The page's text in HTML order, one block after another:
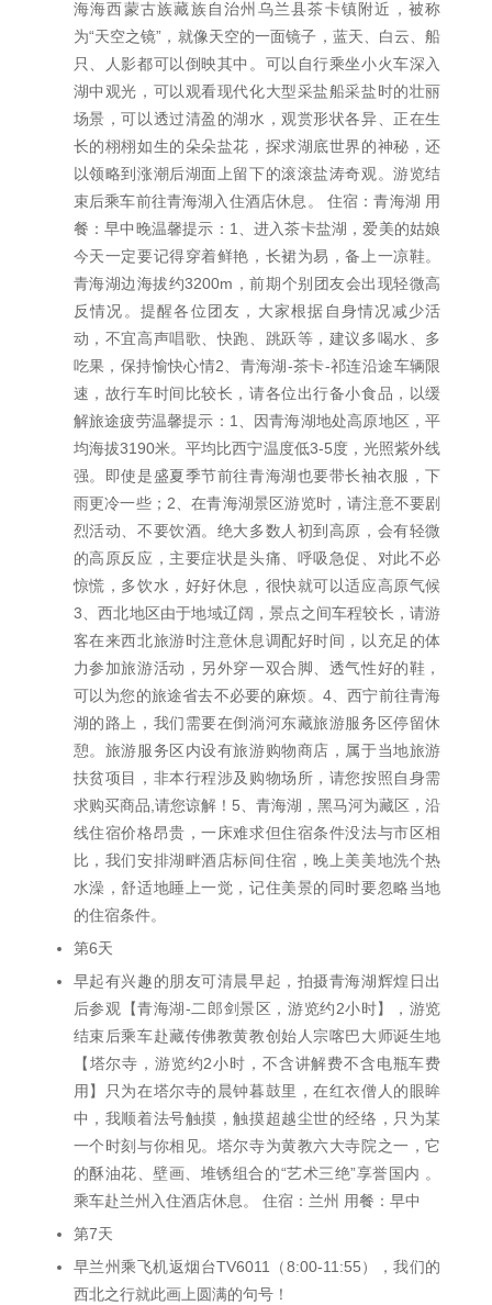
海海西蒙古族藏族自治州乌兰县茶卡镇附近，被称
为“天空之镜”，就像天空的一面镜子，蓝天、白云、船
只、人影都可以倒映其中。可以自行乘坐小火车深入
湖中观光，可以观看现代化大型采盐船采盐时的壮丽
场景，可以透过清盈的湖水，观赏形状各异、正在生
长的栩栩如生的朵朵盐花，探求湖底世界的神秘，还
以领略到涨潮后湖面上留下的滚滚盐涛奇观。游览结
束后乘车前往青海湖入住酒店休息。 住宿：青海湖 用
餐：早中晚温馨提示：1、进入茶卡盐湖，爱美的姑娘
今天一定要记得穿着鲜艳，长裙为易，备上一凉鞋。
青海湖边海拔约3200m，前期个别团友会出现轻微高
反情况。提醒各位团友，大家根据自身情况减少活
动，不宜高声唱歌、快跑、跳跃等，建议多喝水、多
吃果，保持愉快心情2、青海湖-茶卡-祁连沿途车辆限
速，故行车时间比较长，请各位出行备小食品，以缓
解旅途疲劳温馨提示：1、因青海湖地处高原地区，平
均海拔3190米。平均比西宁温度低3-5度，光照紫外线
强。即使是盛夏季节前往青海湖也要带长袖衣服，下
雨更冷一些；2、在青海湖景区游览时，请注意不要剧
烈活动、不要饮酒。绝大多数人初到高原，会有轻微
的高原反应，主要症状是头痛、呼吸急促、对此不必
惊慌，多饮水，好好休息，很快就可以适应高原气候
3、西北地区由于地域辽阔，景点之间车程较长，请游
客在来西北旅游时注意休息调配好时间，以充足的体
力参加旅游活动，另外穿一双合脚、透气性好的鞋，
可以为您的旅途省去不必要的麻烦。4、西宁前往青海
湖的路上，我们需要在倒淌河东藏旅游服务区停留休
憩。旅游服务区内设有旅游购物商店，属于当地旅游
扶贫项目，非本行程涉及购物场所，请您按照自身需
求购买商品,请您谅解！5、青海湖，黑马河为藏区，沿
线住宿价格昂贵，一床难求但住宿条件没法与市区相
比，我们安排湖畔酒店标间住宿，晚上美美地洗个热
水澡，舒适地睡上一觉，记住美景的同时要忽略当地
的住宿条件。
第6天
早起有兴趣的朋友可清晨早起，拍摄青海湖辉煌日出
后参观【青海湖-二郎剑景区，游览约2小时】，游览
结束后乘车赴藏传佛教黄教创始人宗喀巴大师诞生地
【塔尔寺，游览约2小时，不含讲解费不含电瓶车费
用】只为在塔尔寺的晨钟暮鼓里，在红衣僧人的眼眸
中，我顺着法号触摸，触摸超越尘世的经络，只为某
一个时刻与你相见。塔尔寺为黄教六大寺院之一，它
的酥油花、壁画、堆锈组合的“艺术三绝”享誉国内 。
乘车赴兰州入住酒店休息。 住宿：兰州 用餐：早中
第7天
早兰州乘飞机返烟台TV6011（8:00-11:55），我们的
西北之行就此画上圆满的句号！